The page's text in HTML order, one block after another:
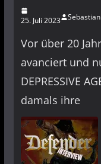
25. Juli 2023
Vor über 20
avanciert und
DEPRESSIVE
damals ihre